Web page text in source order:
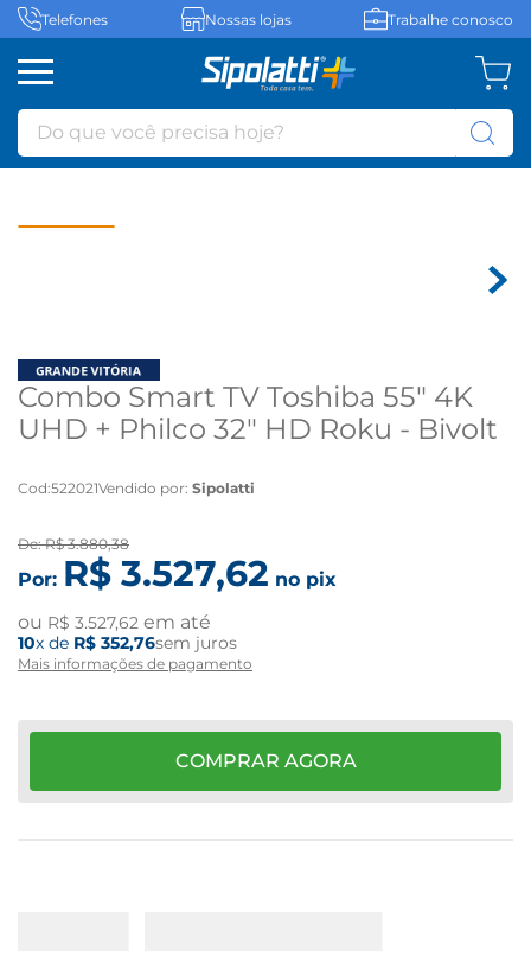
Telefones Nossas lojas Trabalhe conosco
Do que você precisa hoje?
Combo Smart TV Toshiba 55" 4K
UHD + Philco 32" HD Roku - Bivolt
Cod:522021Vendido por: Sipolatti
De:R$ 3.880,38
Por: R$ 3.527,62 no pix
ou R$ 3.527,62 em até
10x de R$ 352,76sem juros
Mais informações de pagamento
COMPRAR AGORA